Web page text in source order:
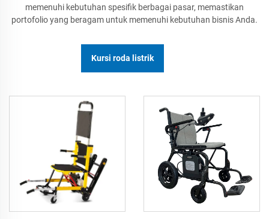
memenuhi kebutuhan spesifik berbagai pasar, memastikan
portofolio yang beragam untuk memenuhi kebutuhan bisnis Anda.
Kursi roda listrik